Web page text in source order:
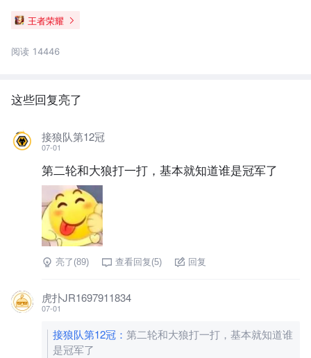
王者荣耀
阅读 14446
这些回复亮了
接狼队第12冠
07-01
第二轮和大狼打一打，基本就知道谁是冠军了
亮了(89) 查看回复(5) 回复
虎扑JR1697911834
07-01
接狼队第12冠 ： 第二轮和大狼打一打，基本就知道谁
是冠军了